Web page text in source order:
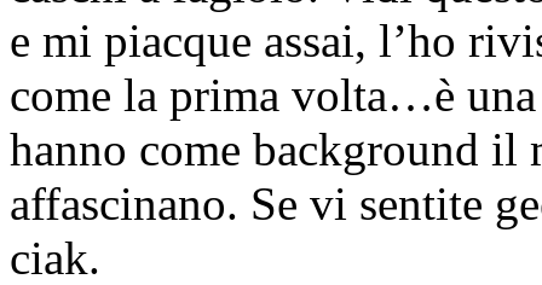
e mi piacque assai, l’ho
come la prima volta…è
hanno come background
affascinano. Se vi sentite
ciak.